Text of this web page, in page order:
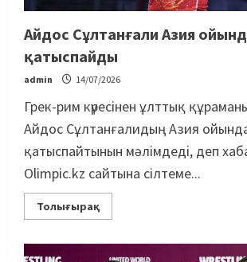
Айдос Сұлтанғали Азия
қатыспайды
admin 14/07/2026
Грек-рим күресінен ұлттық
Айдос Сұлтанғалидың Азия
қатыспайтынын мәлімдеді, деп
Olimpic.kz сайтына сілтеме...
Толығырақ